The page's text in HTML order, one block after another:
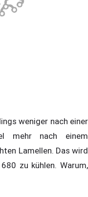
weniger nach einer
mehr nach einem
Lamellen. Das wird
zu kühlen. Warum,